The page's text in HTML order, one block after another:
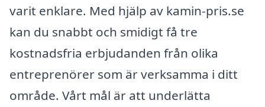
varit enklare. Med hjälp av kamin-pris.se
kan du snabbt och smidigt få tre
kostnadsfria erbjudanden från olika
entreprenörer som är verksamma i ditt
område. Vårt mål är att underlätta